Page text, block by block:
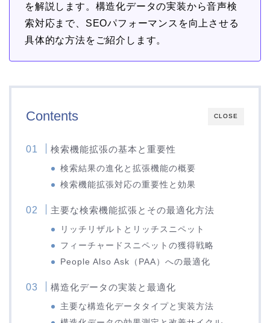
を解説します。構造化データの実装から音声検
索対応まで、SEOパフォーマンスを向上させる
具体的な方法をご紹介します。
CLOSE
Contents
検索機能拡張の基本と重要性
検索結果の進化と拡張機能の概要
検索機能拡張対応の重要性と効果
主要な検索機能拡張とその最適化方法
リッチリザルトとリッチスニペット
フィーチャードスニペットの獲得戦略
People Also Ask（PAA）への最適化
構造化データの実装と最適化
主要な構造化データタイプと実装方法